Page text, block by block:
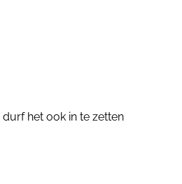
het ook in te zetten